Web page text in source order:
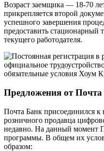
Возраст заемщика — 18-70
прикрепляется второй
успешного завершения
предоставить стационарный
текущего работодателя.
Предложения от
Почта Банк присоединился к
розничного продавца
недавно. На данный момент
программы. В общем их
образом: